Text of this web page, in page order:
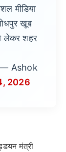
मीडिया
खूब
लेकर शहर
— Ashok
2026
मंत्री